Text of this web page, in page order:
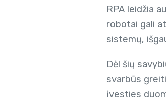
RPA leidžia
robotai gali
sistemų,
Dėl šių
svarbūs
įvesties